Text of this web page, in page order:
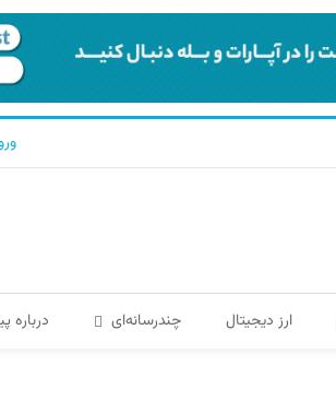
ارز دیجیتال چندرسانه‌ای درباره